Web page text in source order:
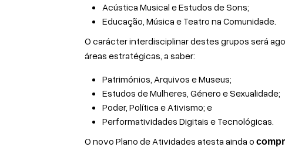
Acústica Musical e Estudos de Sons;
Educação, Música e Teatro na Comunidade.
O carácter interdisciplinar destes grupos será
áreas estratégicas, a saber:
Patrimónios, Arquivos e Museus;
Estudos de Mulheres, Género e Sexualidade;
Poder, Política e Ativismo; e
Performatividades Digitais e Tecnológicas.
O novo Plano de Atividades atesta ainda o